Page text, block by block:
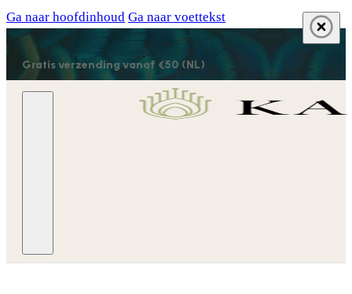
Ga naar hoofdinhoud Ga naar voettekst
Gratis verzending vanaf €50 (NL)